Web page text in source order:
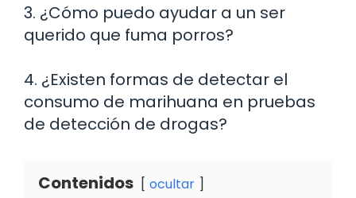
3. ¿Cómo puedo ayudar a un ser
querido que fuma porros?
4. ¿Existen formas de detectar el
consumo de marihuana en pruebas
de detección de drogas?
Contenidos ocultar